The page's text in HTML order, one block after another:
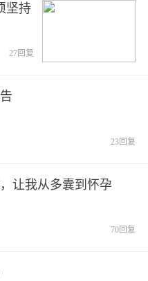
坚持
27回复
23回复
让我从多囊到怀孕
70回复